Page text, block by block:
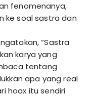
fenomenanya,
ke soal sastra dan
“Sastra
karya yang
tentang
apa yang real
hoax itu sendiri